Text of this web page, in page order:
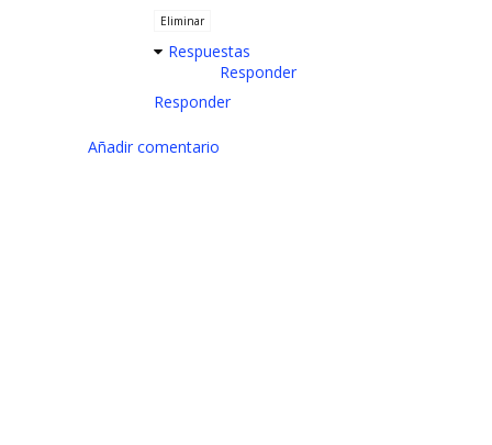
Eliminar
Respuestas
Responder
Responder
Añadir comentario